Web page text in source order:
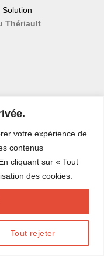
votre expérience de
contenus
cliquant sur « Tout
des cookies.
Tout rejeter
Thériault